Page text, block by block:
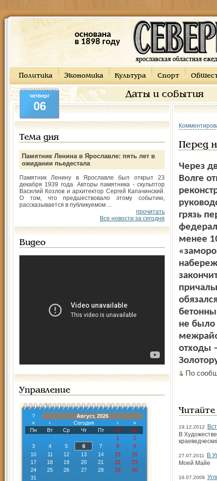
основана
в 1898 году
Политика Экономика Культура Спорт
Даты и события
четверг
06
Тема дня
Памятник Ленина в Ярославле: пять лет в
ожидании пьедестала
Памятник Ленину в Ярославле был открыт 23
декабря 1939 года. Авторы памятника - скульптор
Василий Козлов и архитектор Сергей Капачинский.
О том, что предшествовало этому событию,
рассказывается в публикуемом ...
прочитать
Все новости за сегодня
Видео
Управление
?
Август, 2026
«
‹ Сегодня ›
»
Пн
Вт Ср Чт Пт Сб
Вс
1
2
3
4 5 6 7 8
9
10
11 12 13 14 15
16
17
18 19 20 21 22
23
24
25 26 27 28 29
30
31
Перед
Через
Волге
грязь
менее
не было
отходы
По
19.12.2012
В
27.07.2011
В
Моей Майе
16.07.2009